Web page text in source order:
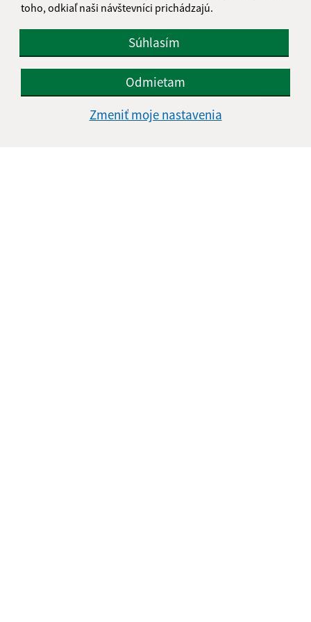
toho, odkiaľ naši návštevníci prichádzajú.
Súhlasím
Odmietam
Zmeniť moje nastavenia
+421 57/ 762 22 42
IČO: 00322938